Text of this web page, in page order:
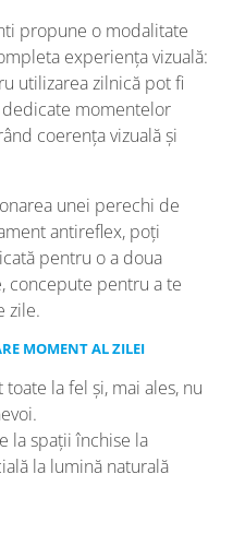
propune o modalitate
experiența vizuală:
utilizarea zilnică pot fi
momentelor
coerența vizuală și
unei perechi de
antireflex, poți
pentru o a doua
concepute pentru a te
zile.
MOMENT AL ZILEI
la fel și, mai ales, nu
la spații închise la
la lumină naturală